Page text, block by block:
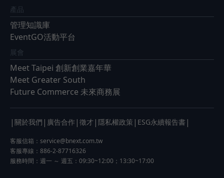
產品
管理知識庫
EventGO活動平台
展會
Meet Taipei 創新創業嘉年華
Meet Greater South
Future Commerce 未來商務展
| 關於我們 | 廣告合作 | 徵才 | 隱私權政策 | ESG永續報告書 |
客服信箱： service@bnext.com.tw
客服專線：886-2-87716326
服務時間：週一 ～ 週五：09:30~12:00；13:30~17:00